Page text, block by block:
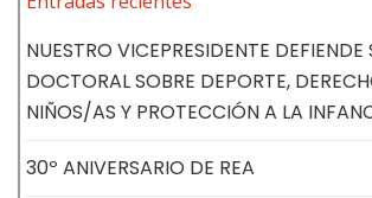
NUESTRO VICEPRESIDENTE DEFIENDE
DOCTORAL SOBRE DEPORTE,
NIÑOS/AS Y PROTECCIÓN A LA
30º ANIVERSARIO DE REA